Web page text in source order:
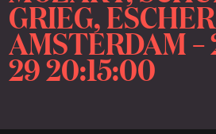
GRIEG,
AMSTERDAM –
29 20:15:00